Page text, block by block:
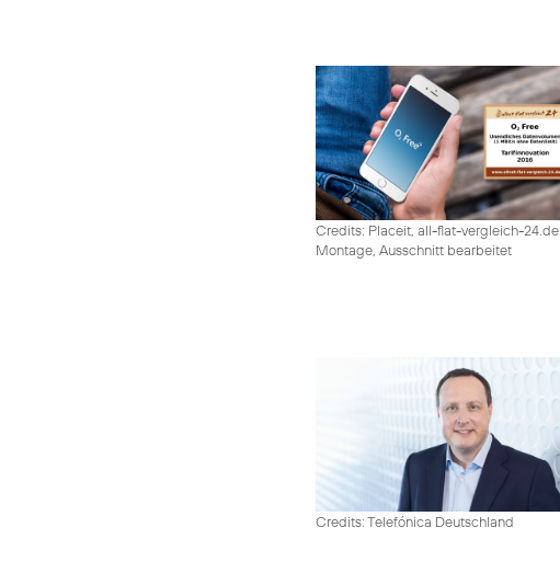
Credits: Placeit, all-flat-vergleich-24.de
Montage, Ausschnitt bearbeitet
Credits: Telefónica Deutschland